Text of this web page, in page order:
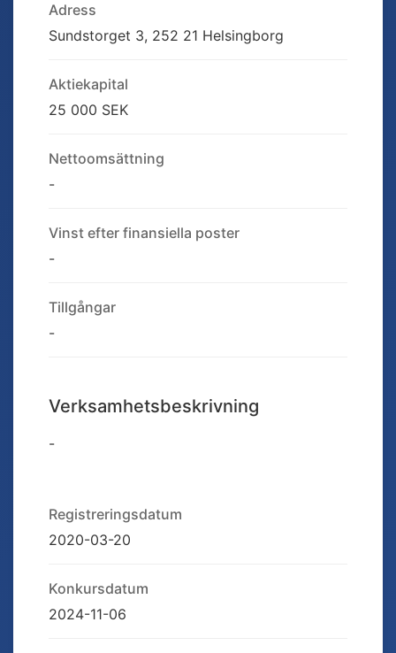
Adress
Sundstorget 3, 252 21 Helsingborg
Aktiekapital
25 000 SEK
Nettoomsättning
-
Vinst efter finansiella poster
-
Tillgångar
-
Verksamhetsbeskrivning
-
Registreringsdatum
2020-03-20
Konkursdatum
2024-11-06